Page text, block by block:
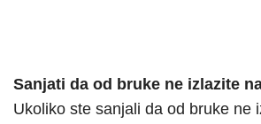
Sanjati da od bruke ne izlazite
Ukoliko ste sanjali da od bruke ne